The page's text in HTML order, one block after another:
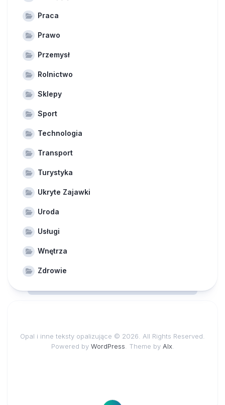
Praca
Prawo
Przemysł
Rolnictwo
Sklepy
Sport
Technologia
Transport
Turystyka
Ukryte Zajawki
Uroda
Usługi
Wnętrza
Zdrowie
Opal i inne teksty opalizujące © 2026. All Rights Reserved.
Powered by WordPress . Theme by Alx